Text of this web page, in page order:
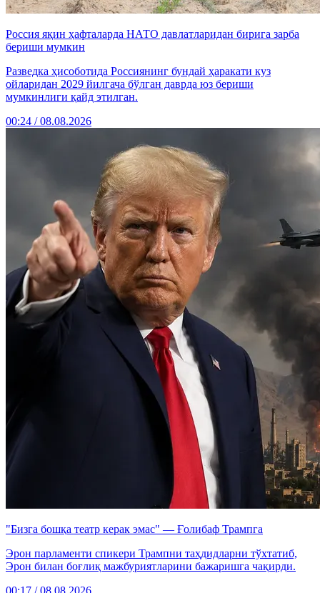
Россия яқин ҳафталарда НАТО давлатларидан бирига зарба
бериши мумкин
Разведка ҳисоботида Россиянинг бундай ҳаракати куз
ойларидан 2029 йилгача бўлган даврда юз бериши
мумкинлиги қайд этилган.
00:24 / 08.08.2026
"Бизга бошқа театр керак эмас" — Ғолибаф Трампга
Эрон парламенти спикери Трампни таҳдидларни тўхтатиб,
Эрон билан боғлиқ мажбуриятларини бажаришга чақирди.